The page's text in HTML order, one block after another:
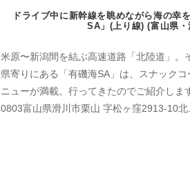
ドライブ中に新幹線を眺めながら海の幸
SA」(上り線) (富山県・
米原〜新潟間を結ぶ高速道路「北陸道」。
県寄りにある「有磯海SA」は、スナック
ニューが満載。行ってきたのでご紹介しま
0803富山県滑川市栗山 字松ヶ窪2913-10北